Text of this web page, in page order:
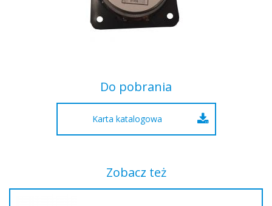
Do pobrania
Karta katalogowa
Zobacz też